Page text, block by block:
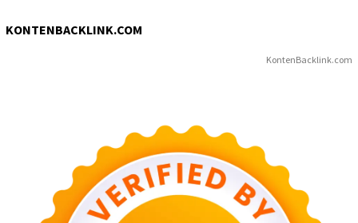
KONTENBACKLINK.COM
KontenBacklink.com